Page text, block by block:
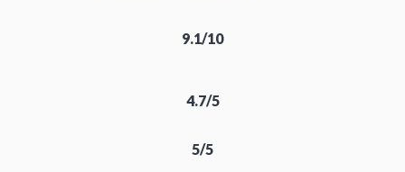
9.1/10
4.7/5
5/5